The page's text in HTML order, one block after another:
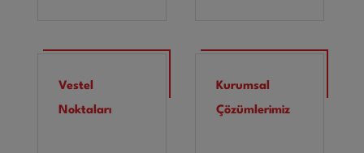
Vestel
Noktaları
Kurumsal
Çözümlerimiz